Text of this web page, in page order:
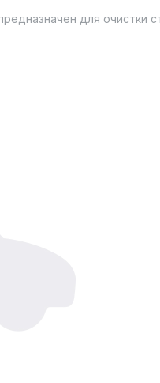
для очистки